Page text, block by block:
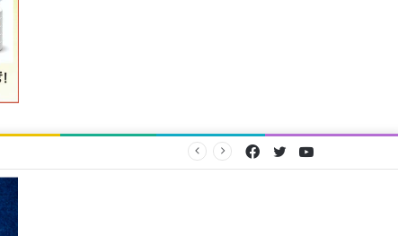
YouTube
Twitter
Facebook